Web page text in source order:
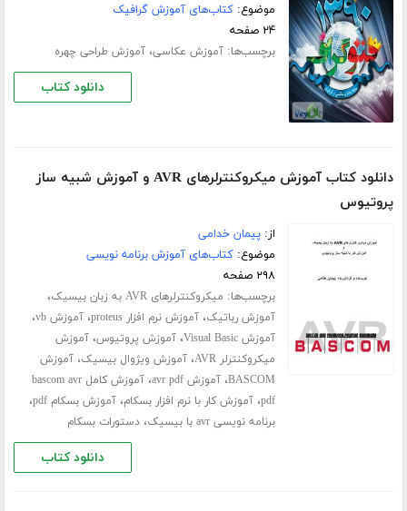
موضوع:کتاب‌های آموزش گرافیک
۲۴ صفحه
برچسب‌ها:آموزش عکاسی،آموزش طراحى چهره
دانلود کتاب
دانلود کتاب آموزش میکروکنترلرهای AVR و آموزش شبیه ساز
پروتیوس
از:پیمان خدامی
موضوع:کتاب‌های آموزش برنامه نویسی
۲۹۸ صفحه
برچسب‌ها: میکروکنترلرهای AVR به زبان بیسیک ،
آموزش رباتیک،آموزش نرم افزار proteus ،آموزش vb ،
آموزش Visual Basic ،آموزش پروتیوس،آموزش
میکروکنترلر AVR
،آموزش ویژوال بیسیک،آموزش
BASCOM،آموزش avr pdf ،
آموزش کامل bascom avr
pdf،آموزش کار با نرم افزار بسکام،آموزش بسکام pdf ،
برنامه نویسی avr با بیسیک ،دستورات بسکام
دانلود کتاب